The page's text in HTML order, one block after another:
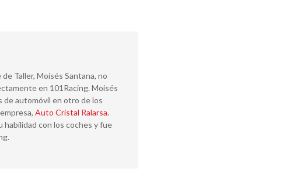
Taller, Moisés Santana, no
en 101Racing. Moisés
de automóvil en otro de los
Auto Cristal Ralarsa.
con los coches y fue